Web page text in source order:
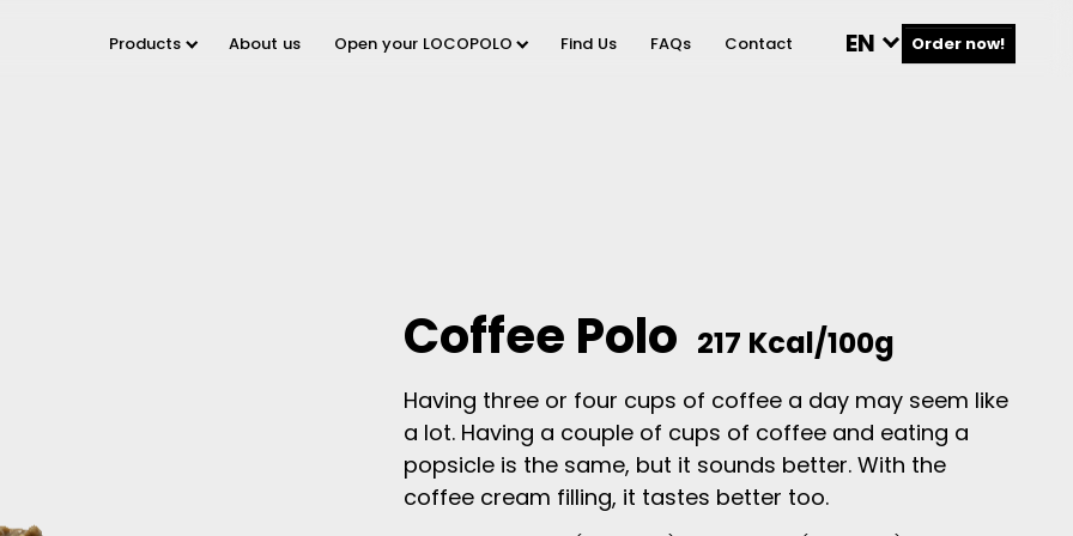
Products About us Open your LOCOPOLO Find Us FAQs Contact EN Order now!
Coffee Polo 217 Kcal/100g
Having three or four cups of coffee a day may seem like
a lot. Having a couple of cups of coffee and eating a
popsicle is the same, but it sounds better. With the
coffee cream filling, it tastes better too.